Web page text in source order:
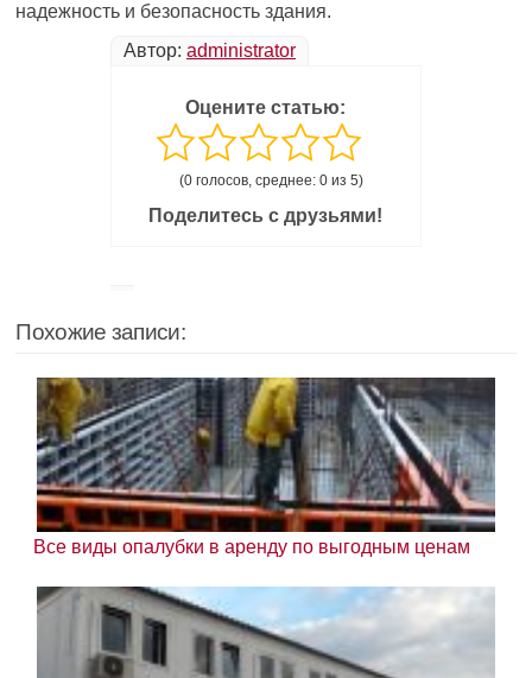
надежность и безопасность здания.
Автор: administrator
Оцените статью:
(0 голосов, среднее: 0 из 5)
Поделитесь с друзьями!
Похожие записи:
Все виды опалубки в аренду по выгодным ценам